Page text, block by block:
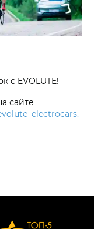
с EVOLUTE!
сайте